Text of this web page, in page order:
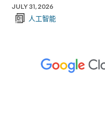
JULY 31, 2026
人工智能